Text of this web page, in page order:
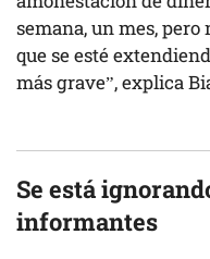
semana, un mes,
que se esté
más grave”, explica
Se está
informantes